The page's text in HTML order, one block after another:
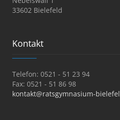
33602 Bielefeld
Kontakt
Telefon: 0521 - 51 23 94
Fax: 0521 - 51 86 98
kontakt@ratsgymnasium-